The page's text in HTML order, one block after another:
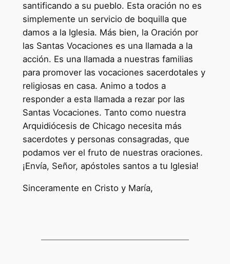
santificando a su pueblo. Esta oración no es
simplemente un servicio de boquilla que
damos a la Iglesia. Más bien, la Oración por
las Santas Vocaciones es una llamada a la
acción. Es una llamada a nuestras familias
para promover las vocaciones sacerdotales y
religiosas en casa. Animo a todos a
responder a esta llamada a rezar por las
Santas Vocaciones. Tanto como nuestra
Arquidiócesis de Chicago necesita más
sacerdotes y personas consagradas, que
podamos ver el fruto de nuestras oraciones.
¡Envía, Señor, apóstoles santos a tu Iglesia!
Sinceramente en Cristo y María,